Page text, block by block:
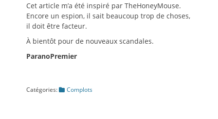
Cet article m’a été inspiré par TheHoneyMouse.
Encore un espion, il sait beaucoup trop de choses,
il doit être facteur.
À bientôt pour de nouveaux scandales.
ParanoPremier
Catégories
Catégories: Complots